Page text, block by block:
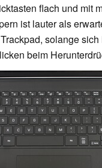
flach und mit
ist lauter als
solange
beim